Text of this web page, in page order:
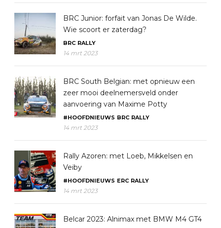
BRC Junior: forfait van Jonas De Wilde.
Wie scoort er zaterdag?
BRC RALLY
14 mrt 2023
BRC South Belgian: met opnieuw een
zeer mooi deelnemersveld onder
aanvoering van Maxime Potty
#HOOFDNIEUWS BRC RALLY
14 mrt 2023
Rally Azoren: met Loeb, Mikkelsen en
Veiby
#HOOFDNIEUWS ERC RALLY
14 mrt 2023
Belcar 2023: Alnimax met BMW M4 GT4